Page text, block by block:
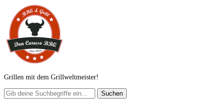
Grillen mit dem Grillweltmeister!